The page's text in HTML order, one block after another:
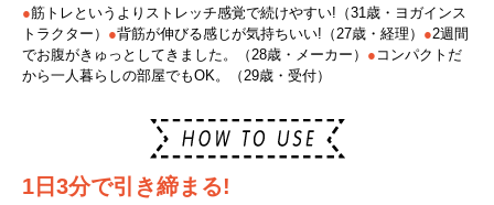
●筋トレというよりストレッチ感覚で続けやすい!（31歳・ヨガインス
トラクター） ●背筋が伸びる感じが気持ちいい!（27歳・経理） ●2週間
でお腹がきゅっとしてきました。（28歳・メーカー） ● コンパクトだ
から一人暮らしの部屋でもOK。（29歳・受付）
1日3分で引き締まる!